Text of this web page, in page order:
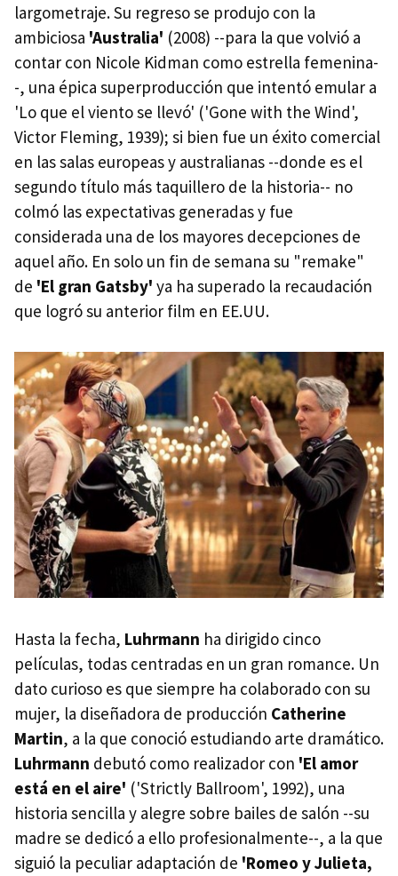
largometraje. Su regreso se produjo con la
ambiciosa 'Australia' (2008) --para la que volvió a
contar con Nicole Kidman como estrella femenina-
-, una épica superproducción que intentó emular a
'Lo que el viento se llevó' ('Gone with the Wind',
Victor Fleming, 1939); si bien fue un éxito comercial
en las salas europeas y australianas --donde es el
segundo título más taquillero de la historia-- no
colmó las expectativas generadas y fue
considerada una de los mayores decepciones de
aquel año. En solo un fin de semana su "remake"
de 'El gran Gatsby' ya ha superado la recaudación
que logró su anterior film en EE.UU.
Hasta la fecha, Luhrmann ha dirigido cinco
películas, todas centradas en un gran romance. Un
dato curioso es que siempre ha colaborado con su
mujer, la diseñadora de producción Catherine
Martin, a la que conoció estudiando arte dramático.
Luhrmann debutó como realizador con 'El amor
está en el aire' ('Strictly Ballroom', 1992), una
historia sencilla y alegre sobre bailes de salón --su
madre se dedicó a ello profesionalmente--, a la que
siguió la peculiar adaptación de 'Romeo y Julieta,